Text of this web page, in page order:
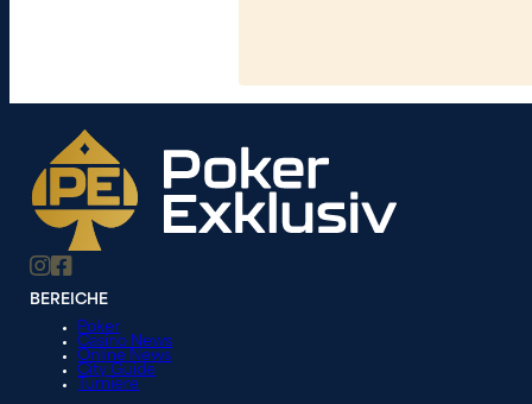
BEREICHE
Poker
Casino News
Online News
City Guide
Turniere